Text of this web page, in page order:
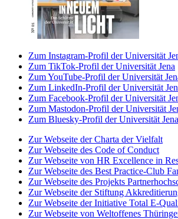
Zum Instagram-Profil der Universität
Zum TikTok-Profil der Universität Jena
Zum YouTube-Profil der Universität
Zum LinkedIn-Profil der Universität
Zum Facebook-Profil der Universität
Zum Mastodon-Profil der Universität
Zum Bluesky-Profil der Universität Jena
Zur Webseite der Charta der Vielfalt
Zur Webseite des Code of Conduct
Zur Webseite von HR Excellence in
Zur Webseite des Best Practice-Club
Zur Webseite des Projekts
Zur Webseite der Stiftung
Zur Webseite der Initiative Total E-
Zur Webseite von Weltoffenes